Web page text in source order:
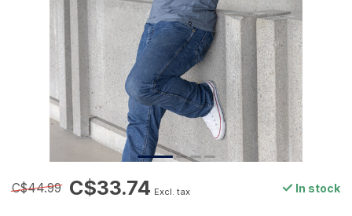
C$44.99 C$33.74 Excl. tax In stock